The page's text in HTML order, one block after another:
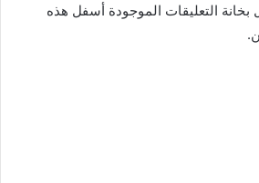
بخانة التعليقات الموجودة أسفل هذه